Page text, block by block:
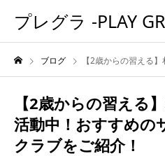
プレグラ -PLAY
ブログ 【2歳からの習える】札幌市周辺地
【2歳からの習える
活動中！おすすめの
クラブをご紹介！